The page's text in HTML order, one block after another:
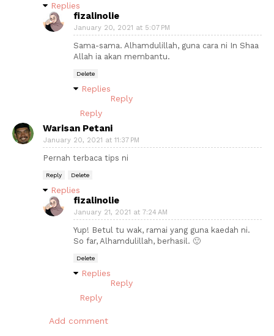
Replies
fizalinolie
January 20, 2021 at 5:07 PM
Sama-sama. Alhamdulillah, guna cara ni In Shaa
Allah ia akan membantu.
Delete
Replies
Reply
Reply
Warisan Petani
January 20, 2021 at 11:37 PM
Pernah terbaca tips ni
Reply Delete
Replies
fizalinolie
January 21, 2021 at 7:24 AM
Yup! Betul tu wak, ramai yang guna kaedah ni.
So far, Alhamdulillah, berhasil. 🙂
Delete
Replies
Reply
Reply
Add comment